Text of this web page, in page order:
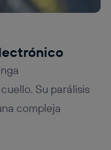
Su parálisis
compleja